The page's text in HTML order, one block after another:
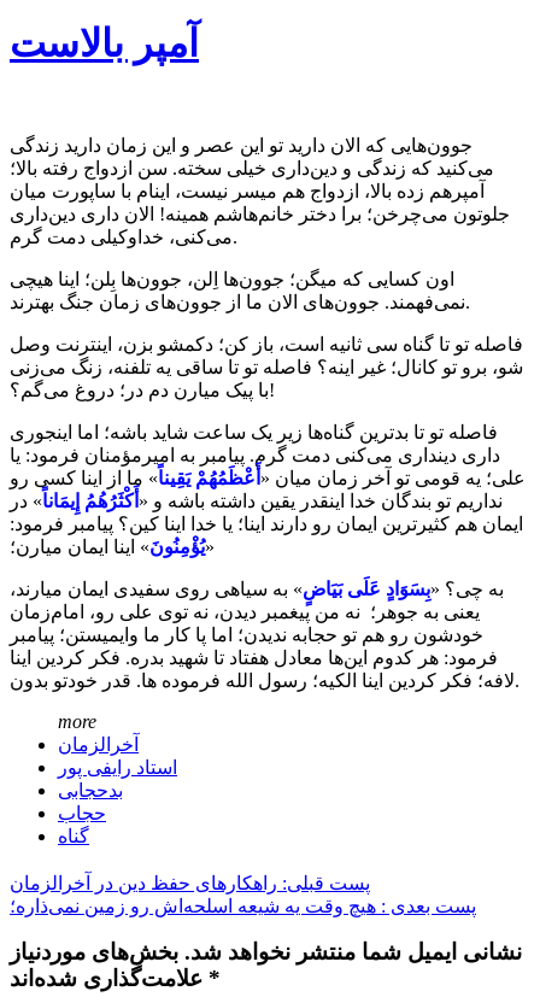
آمپر بالاست
جوون‌هایی که الان دارید تو این عصر و این زمان دارید زندگی
می‌کنید که زندگی و دین‌داری خیلی سخته. سن ازدواج رفته بالا؛
آمپرهم زده بالا، ازدواج هم میسر نیست، اینام با ساپورت میان
جلوتون می‌چرخن؛ برا دختر خانم‌هاشم همینه! الان داری دین‌داری
می‌کنی، خداوکیلی دمت گرم.
اون کسایی که میگن؛ جوون‌ها اِلن، جوون‌ها بِلن؛ اینا هیچی
نمی‌فهمند. جوون‌های الان ما از جوون‌های زمان جنگ بهترند.
فاصله تو تا گناه سی ثانیه است، باز کن؛ دکمشو بزن، اینترنت وصل
شو، برو تو کانال؛ غیر اینه؟ فاصله تو تا ساقی یه تلفنه، زنگ می‌زنی
با پیک میارن دم در؛ دروغ می‌گم؟!
فاصله تو تا بدترین گناه‌ها زیر یک ساعت شاید باشه؛ اما اینجوری
داری دینداری می‌کنی دمت گرم. پیامبر به امیرمؤمنان فرمود: یا
علی؛ یه قومی تو آخر زمان میان « أَعْظَمُهُمْ يَقِيناً» ما از اینا کسی رو
نداریم تو بندگان خدا اینقدر یقین داشته باشه و « أَکْثَرُهُمُ إِیمَاناً» در
ایمان هم کثیرترین ایمان رو دارند اینا؛ یا خدا اینا کین؟ پیامبر فرمود:
«يُؤْمِنُونَ» اینا ایمان میارن؛
به چی؟ «بِسَوَادٍ عَلَی بَیَاضٍ» به سیاهی روی سفیدی ایمان میارند،
یعنی به جوهر؛ نه من پیغمبر دیدن، نه توی علی رو، امام‌زمان
خودشون رو هم تو حجابه ندیدن؛ اما پا کار ما وایمیستن؛ پیامبر
فرمود: هر کدوم این‌ها معادل هفتاد تا شهید بدره. فکر کردین اینا
لافه؛ فکر کردین اینا الکیه؛ رسول الله فرموده ‌ها. قدر خودتو بدون.
more
آخرالزمان
استاد رایفی پور
بدحجابی
حجاب
گناه
پست قبلی: راهکارهای حفظ دین در آخرالزمان
پست بعدی : هیچ وقت یه شیعه اسلحه‌اش رو زمین نمی‌ذاره؛
نشانی ایمیل شما منتشر نخواهد شد. بخش‌های موردنیاز
علامت‌گذاری شده‌اند *